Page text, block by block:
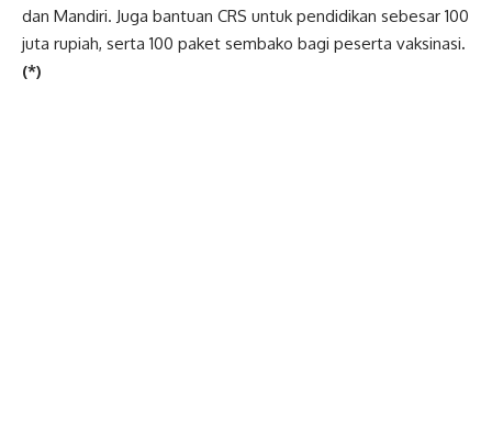
dan Mandiri. Juga bantuan CRS untuk pendidikan sebesar 100
juta rupiah, serta 100 paket sembako bagi peserta vaksinasi.
(*)